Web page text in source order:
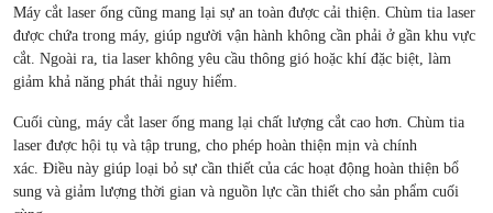
Máy cắt laser ống cũng mang lại sự an toàn được cải thiện. Chùm tia laser
được chứa trong máy, giúp người vận hành không cần phải ở gần khu vực
cắt. Ngoài ra, tia laser không yêu cầu thông gió hoặc khí đặc biệt, làm
giảm khả năng phát thải nguy hiểm.
Cuối cùng, máy cắt laser ống mang lại chất lượng cắt cao hơn. Chùm tia
laser được hội tụ và tập trung, cho phép hoàn thiện mịn và chính
xác. Điều này giúp loại bỏ sự cần thiết của các hoạt động hoàn thiện bổ
sung và giảm lượng thời gian và nguồn lực cần thiết cho sản phẩm cuối